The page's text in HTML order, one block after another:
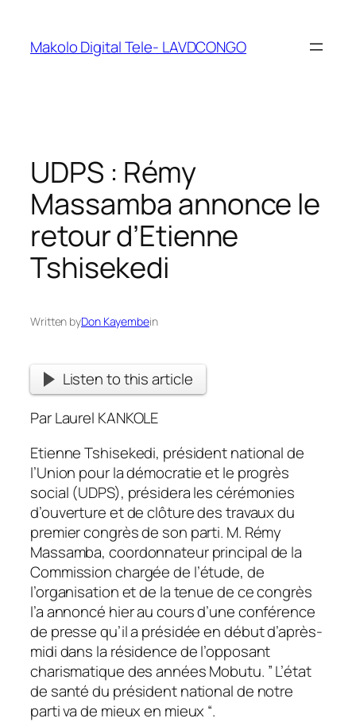
Makolo Digital Tele- LAVDCONGO
UDPS : Rémy
Massamba annonce le
retour d’Etienne
Tshisekedi
Written byDon Kayembein
Listen to this article
Par Laurel KANKOLE
Etienne Tshisekedi, président national de
l’Union pour la démocratie et le progrès
social (UDPS), présidera les cérémonies
d’ouverture et de clôture des travaux du
premier congrès de son parti. M. Rémy
Massamba, coordonnateur principal de la
Commission chargée de l’étude, de
l’organisation et de la tenue de ce congrès
l’a annoncé hier au cours d’une conférence
de presse qu’il a présidée en début d’après-
midi dans la résidence de l’opposant
charismatique des années Mobutu. ” L’état
de santé du président national de notre
parti va de mieux en mieux “.